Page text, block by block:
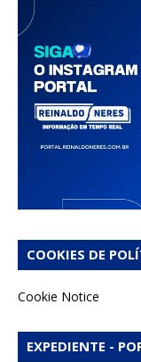
COOKIES DE
Cookie Notice
EXPEDIENTE -